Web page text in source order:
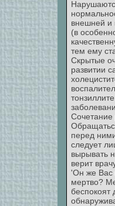
внешней и
(в
тем ему
Скрытые
развитии
Сочетание
перед
следует
вырывать
верит
'Он же Вас
мертво?